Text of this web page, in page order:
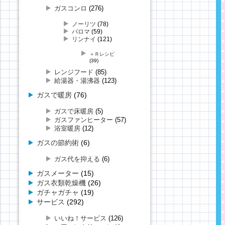
ガスコンロ (276)
ノーリツ (78)
パロマ (59)
リンナイ (121)
＋Ｒレシピ
(39)
レンジフード (85)
給湯器・湯沸器 (123)
ガスで暖房(76)
ガスで床暖房(5)
ガスファンヒーター (57)
浴室暖房(12)
ガスの節約術(6)
ガス代を抑える (6)
ガスメーター (15)
ガス衣類乾燥機 (26)
ガチャガチャ (19)
サービス (292)
いいね！サービス (126)